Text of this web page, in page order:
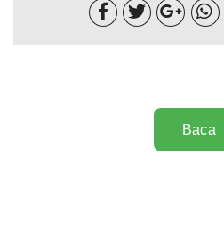
   
Baca